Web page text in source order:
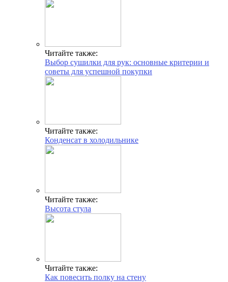
Читайте также:
Выбор сушилки для рук: основные критерии и
советы для успешной покупки
Читайте также:
Конденсат в холодильнике
Читайте также:
Высота стула
Читайте также:
Как повесить полку на стену